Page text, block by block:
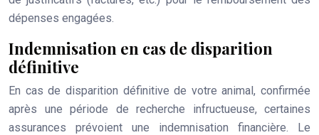
dépenses engagées.
Indemnisation en cas de disparition
définitive
En cas de disparition définitive de votre animal, confirmée
après une période de recherche infructueuse, certaines
assurances prévoient une indemnisation financière. Le